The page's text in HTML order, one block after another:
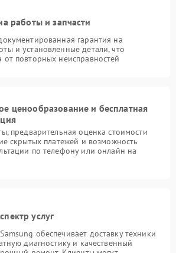
работы и запчасти
гарантия на
и установленные детали, что
повторных неисправностей
ценообразование и бесплатная
предварительная оценка стоимости
скрытых платежей и возможность
по телефону или онлайн на
услуг
обеспечивает доставку техники
диагностику и качественный